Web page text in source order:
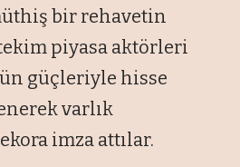
bir rehavetin
piyasa aktörleri
güçleriyle hisse
varlık
imza attılar.